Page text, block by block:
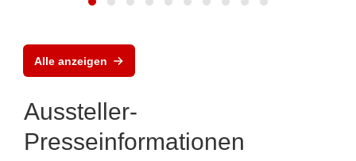
Alle anzeigen
Aussteller-
Presseinformationen